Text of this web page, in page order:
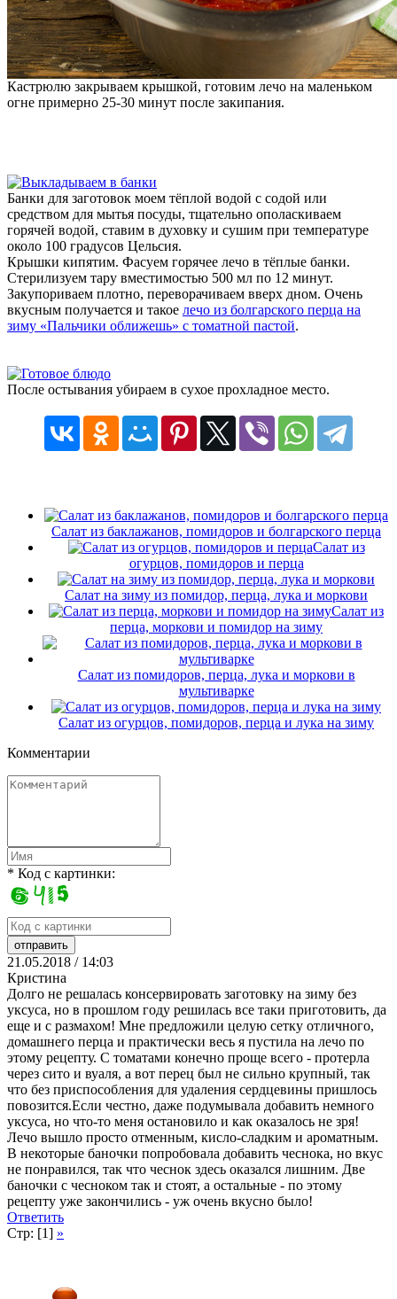
Кастрюлю закрываем крышкой, готовим лечо на маленьком
огне примерно 25-30 минут после закипания.
Банки для заготовок моем тёплой водой с содой или
средством для мытья посуды, тщательно ополаскиваем
горячей водой, ставим в духовку и сушим при температуре
около 100 градусов Цельсия.
Крышки кипятим. Фасуем горячее лечо в тёплые банки.
Стерилизуем тару вместимостью 500 мл по 12 минут.
Закупориваем плотно, переворачиваем вверх дном. Очень
вкусным получается и такое лечо из болгарского перца на
зиму «Пальчики оближешь» с томатной пастой.
После остывания убираем в сухое прохладное место.
Салат из баклажанов, помидоров и болгарского перца
Салат из
огурцов, помидоров и перца
Салат на зиму из помидор, перца, лука и моркови
Салат из
перца, моркови и помидор на зиму
Салат из помидоров, перца, лука и моркови в
мультиварке
Салат из огурцов, помидоров, перца и лука на зиму
Комментарии
* Код с картинки:
21.05.2018 / 14:03
Кристина
Долго не решалась консервировать заготовку на зиму без
уксуса, но в прошлом году решилась все таки приготовить, да
еще и с размахом! Мне предложили целую сетку отличного,
домашнего перца и практически весь я пустила на лечо по
этому рецепту. С томатами конечно проще всего - протерла
через сито и вуаля, а вот перец был не сильно крупный, так
что без приспособления для удаления сердцевины пришлось
повозится.Если честно, даже подумывала добавить немного
уксуса, но что-то меня остановило и как оказалось не зря!
Лечо вышло просто отменным, кисло-сладким и ароматным.
В некоторые баночки попробовала добавить чеснока, но вкус
не понравился, так что чеснок здесь оказался лишним. Две
баночки с чесноком так и стоят, а остальные - по этому
рецепту уже закончились - уж очень вкусно было!
Ответить
Стр: [1] »